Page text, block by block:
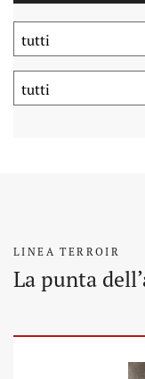
LINEA TERROIR
La punta